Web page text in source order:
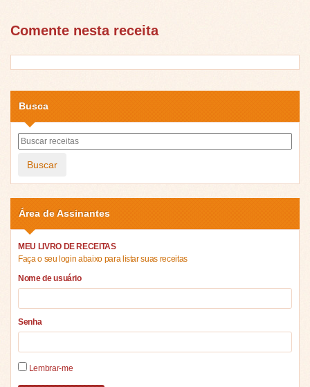
Comente nesta receita
Busca
Buscar
Área de Assinantes
MEU LIVRO DE RECEITAS
Faça o seu login abaixo para listar suas receitas
Nome de usuário
Senha
Lembrar-me